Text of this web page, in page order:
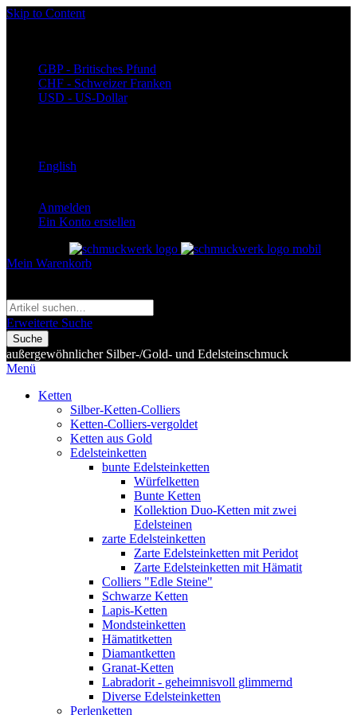
Skip to Content
GBP - Britisches Pfund
CHF - Schweizer Franken
USD - US-Dollar
English
Anmelden
Ein Konto erstellen
Mein Warenkorb
Erweiterte Suche
Suche
außergewöhnlicher Silber-/Gold- und Edelsteinschmuck
Menü
Ketten
Silber-Ketten-Colliers
Ketten-Colliers-vergoldet
Ketten aus Gold
Edelsteinketten
bunte Edelsteinketten
Würfelketten
Bunte Ketten
Kollektion Duo-Ketten mit zwei
Edelsteinen
zarte Edelsteinketten
Zarte Edelsteinketten mit Peridot
Zarte Edelsteinketten mit Hämatit
Colliers "Edle Steine"
Schwarze Ketten
Lapis-Ketten
Mondsteinketten
Hämatitketten
Diamantketten
Granat-Ketten
Labradorit - geheimnisvoll glimmernd
Diverse Edelsteinketten
Perlenketten